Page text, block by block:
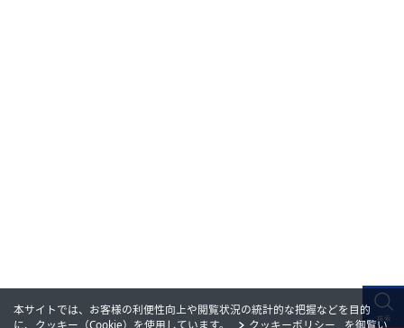
本サイトでは、お客様の利便性向上や閲覧状況の統計的な把握などを目的
に、クッキー（Cookie）を使用しています。
クッキーポリシー
を御覧い